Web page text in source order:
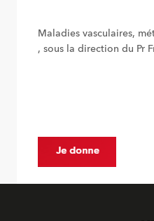
Maladies vasculaires,
, sous la direction du Pr